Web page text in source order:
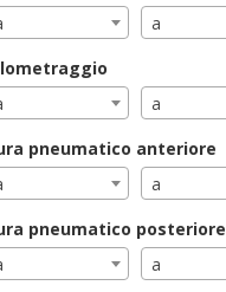
a
a
pneumatico anteriore
a
pneumatico posteriore
a